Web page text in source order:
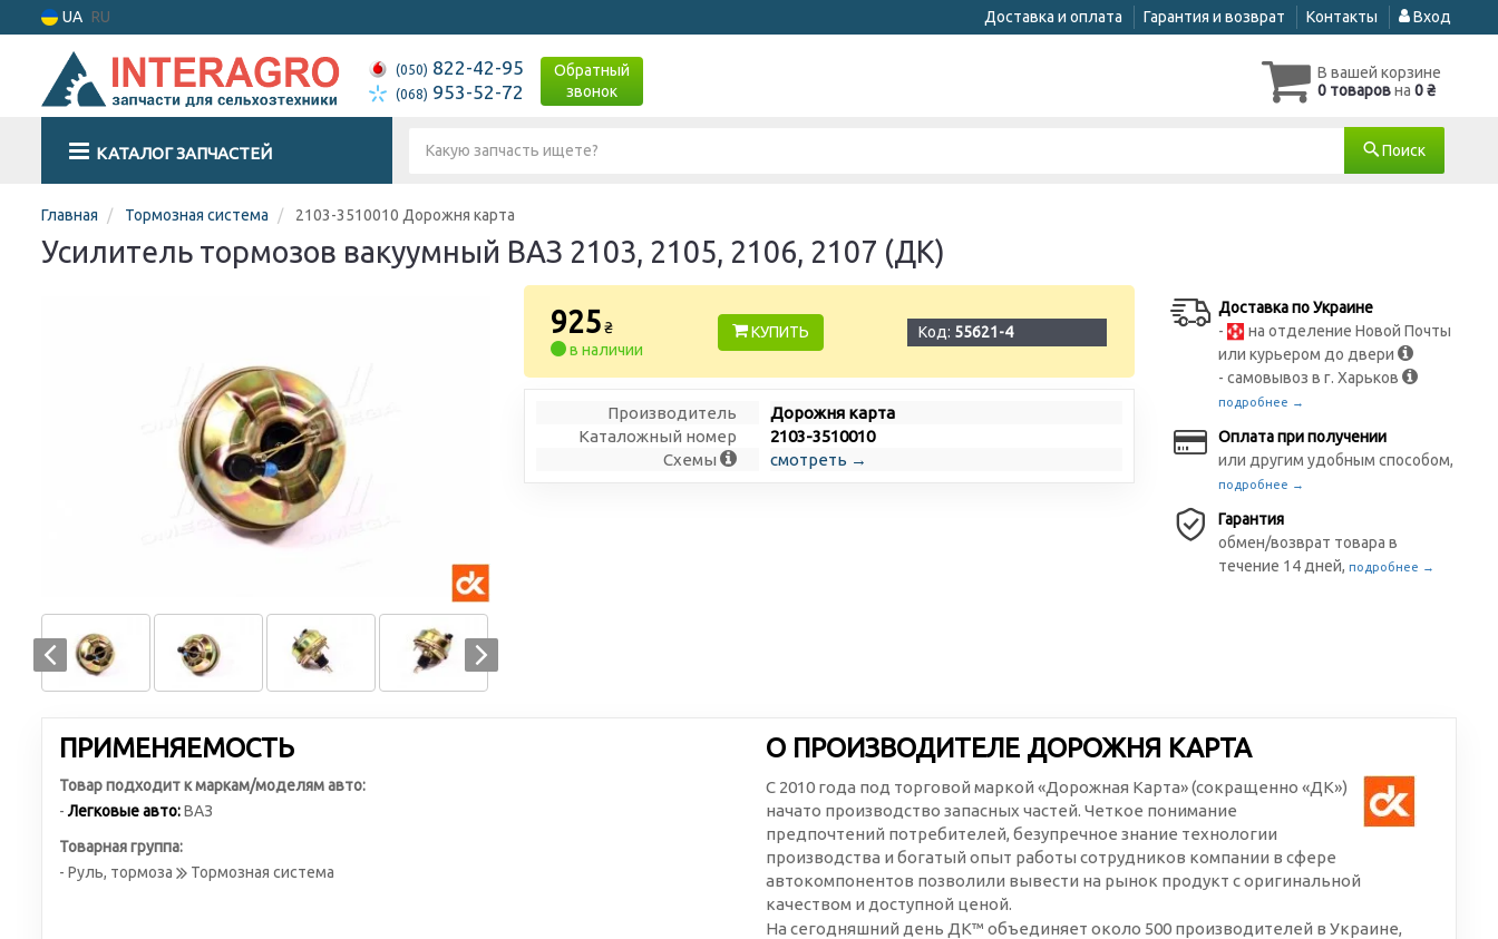
UA RU Доставка и оплата Гарантия и возврат Контакты Вход
(050) 822-42-95
(068) 953-52-72
Обратный
звонок
В вашей корзине
0 товаровна 0 ₴
КАТАЛОГ ЗАПЧАСТЕЙ Поиск
Главная Тормозная система 2103-3510010 Дорожня карта
Усилитель тормозов вакуумный ВАЗ 2103, 2105, 2106, 2107 (ДК)
925 ₴
в наличии
КУПИТЬ Код: 55621-4
Производитель
Дорожня карта
Каталожный номер
2103-3510010
Схемы
смотреть →
Доставка по Украине
-
на отделение Новой Почты
или курьером до двери
- самовывоз в г. Харьков
подробнее →
Оплата при получении
или другим удобным способом,
подробнее →
Гарантия
обмен/возврат товара в
течение 14 дней,подробнее →
ПРИМЕНЯЕМОСТЬ
Товар подходит к маркам/моделям авто:
-Легковые авто:ВАЗ
Товарная группа:
- Руль, тормоза
Тормозная система
О ПРОИЗВОДИТЕЛЕ ДОРОЖНЯ КАРТА
С 2010 года под торговой маркой «Дорожная Карта» (сокращенно «ДК»)
начато производство запасных частей. Четкое понимание
предпочтений потребителей, безупречное знание технологии
производства и богатый опыт работы сотрудников компании в сфере
автокомпонентов позволили вывести на рынок продукт с оригинальной
качеством и доступной ценой.
На сегодняшний день ДК™ объединяет около 500 производителей в Украине,